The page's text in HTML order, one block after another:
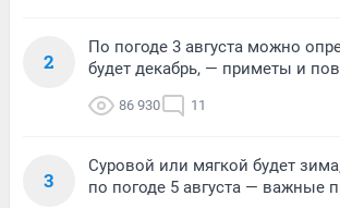
2
По погоде 3 августа можно
будет декабрь, — приметы и
86 930 11
3
Суровой или мягкой будет
по погоде 5 августа — важные